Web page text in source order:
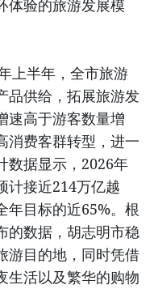
体验的旅游发展模
上半年，全市旅游
品供给，拓展旅游发
速高于游客数量增
消费客群转型，进一
数据显示，2026年
计接近214万亿越
年目标的近65%。根
的数据，胡志明市稳
游目的地，同时凭借
生活以及繁华的购物